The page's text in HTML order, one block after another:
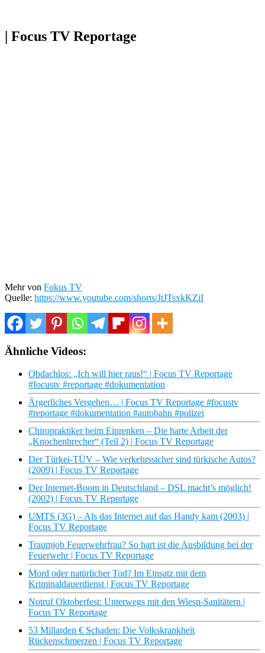
| Focus TV Reportage
Mehr von Fokus TV
Quelle: https://www.youtube.com/shorts/JtJTsxkKZiI
Ähnliche Videos:
Obdachlos: „Ich will hier raus!“ | Focus TV Reportage
#focustv #reportage #dokumentation
Ärgerliches Vergehen… | Focus TV Reportage #focustv
#reportage #dokumentation #autobahn #polizei
Chiropraktiker beim Einrenken – Die harte Arbeit der
„Knochenbrecher“ (Teil 2) | Focus TV Reportage
Der Türkei-TÜV – Wie verkehrssicher sind türkische Autos?
(2009) | Focus TV Reportage
Der Internet-Boom in Deutschland – DSL macht’s möglich!
(2002) | Focus TV Reportage
UMTS (3G) – Als das Internet auf das Handy kam (2003) |
Focus TV Reportage
Traumjob Feuerwehrfrau? So hart ist die Ausbildung bei der
Feuerwehr | Focus TV Reportage
Mord oder natürlicher Tod? Im Einsatz mit dem
Kriminaldauerdienst | Focus TV Reportage
Notruf Oktoberfest: Unterwegs mit den Wiesn-Sanitätern |
Focus TV Reportage
53 Millarden € Schaden: Die Volkskrankheit
Rückenschmerzen | Focus TV Reportage